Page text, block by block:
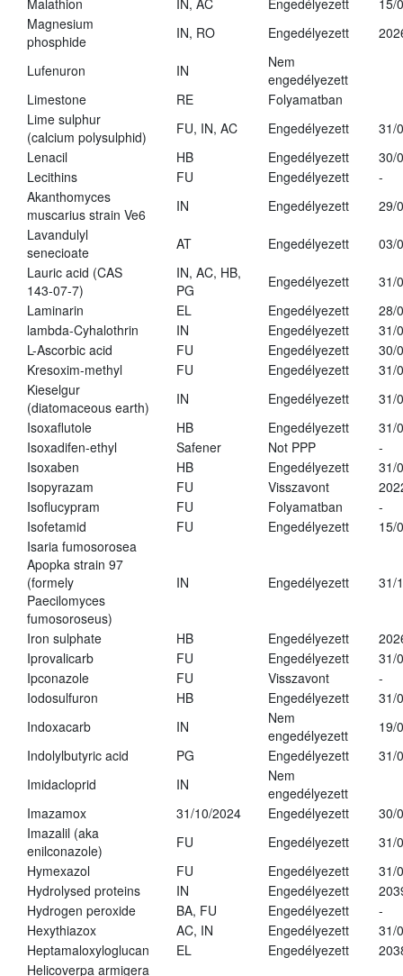
Malathion
IN, AC Engedélyezett
15/
Magnesium
phosphide
IN, RO Engedélyezett
Lufenuron IN
Nem
engedélyezett
Limestone
RE
Folyamatban
Lime sulphur
(calcium polysulphid)
FU, IN, AC Engedélyezett
31/
Lenacil
HB Engedélyezett
30/
Lecithins
FU Engedélyezett
-
Akanthomyces
muscarius strain Ve6
IN Engedélyezett
29/
Lavandulyl
senecioate
AT Engedélyezett
03/
Lauric acid (CAS
143-07-7)
IN, AC, HB,
PG
Engedélyezett
31/
Laminarin
EL Engedélyezett
28/
lambda-Cyhalothrin
IN Engedélyezett
31/
L-Ascorbic acid
FU Engedélyezett
30/
Kresoxim-methyl
FU Engedélyezett
31/
Kieselgur
(diatomaceous earth)
IN Engedélyezett
31/
Isoxaflutole
HB Engedélyezett
31/
Isoxadifen-ethyl
Safener Not PPP
-
Isoxaben
HB Engedélyezett
31/
Isopyrazam
FU Visszavont
Isoflucypram
FU Folyamatban
-
Isofetamid
FU Engedélyezett
15/
Isaria fumosorosea
Apopka strain 97
(formely
Paecilomyces
fumosoroseus)
IN Engedélyezett 31/
Iron sulphate HB Engedélyezett
Iprovalicarb
FU Engedélyezett
31/
Ipconazole
FU Visszavont
-
Iodosulfuron
HB Engedélyezett
31/
Indoxacarb
IN
Nem
engedélyezett
19/
Indolylbutyric acid
PG Engedélyezett
31/
Imidacloprid
IN
Nem
engedélyezett
Imazamox
31/10/2024 Engedélyezett
30/
Imazalil (aka
enilconazole)
FU Engedélyezett
31/
Hymexazol
FU Engedélyezett
31/
Hydrolysed proteins
IN Engedélyezett
Hydrogen peroxide
BA, FU Engedélyezett
-
Hexythiazox
AC, IN Engedélyezett
31/
Heptamaloxyloglucan
EL Engedélyezett
Helicoverpa armigera